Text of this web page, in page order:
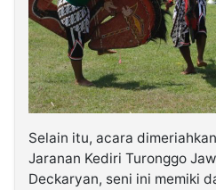
Selain itu, acara
Jaranan Kediri Turonggo
Deckaryan, seni ini memiki